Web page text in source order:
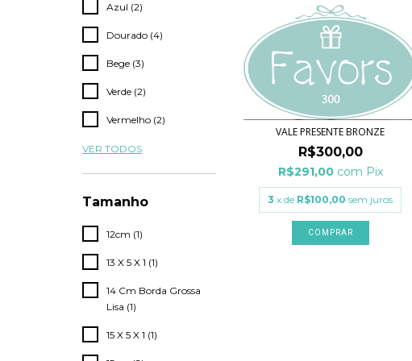
Azul (2)
Dourado (4)
Bege (3)
Verde (2)
Vermelho (2)
VER TODOS
Tamanho
12cm (1)
13 X 5 X 1 (1)
14 Cm Borda Grossa
Lisa (1)
15 X 5 X 1 (1)
VALE PRESENTE BRONZE
R$300,00
R$291,00 com Pix
3 x de R$100,00 sem juros